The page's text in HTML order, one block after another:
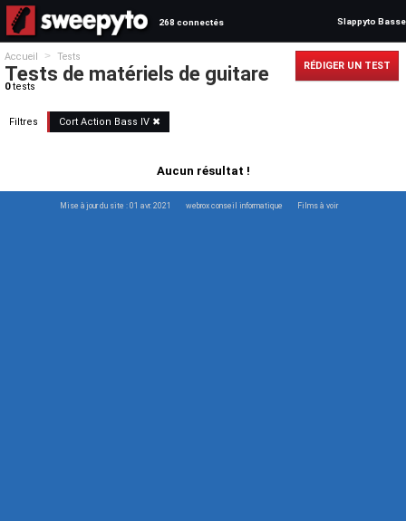
268 connectés Slappyto Basse
Accueil > Tests
Tests de matériels de guitare
0tests
RÉDIGER UN TEST
Filtres Cort Action Bass IV ✖
Aucun résultat !
Mise à jour du site : 01 avr. 2021 webrox conseil informatique Films à voir